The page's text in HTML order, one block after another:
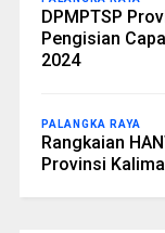
DPMPTSP
Pengisian
2024
PALANGKA RAYA
Rangkaian
Provinsi